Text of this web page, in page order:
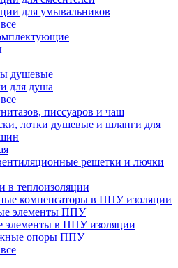
для умывальников
душевые
для душа
писсуаров и чаш
лотки душевые и шланги для
решетки и лючки
в теплоизоляции
компенсаторы в ППУ изоляции
элементы ППУ
элементы в ППУ изоляции
опоры ППУ